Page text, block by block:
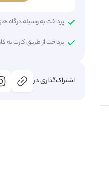
پرداخت به وسیله درگاه
پرداخت از طریق کارت به
اشتراک‌گذاری در